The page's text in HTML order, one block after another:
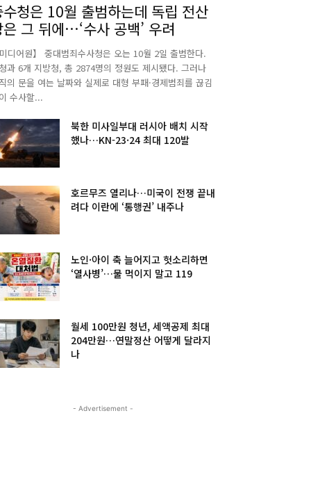
청은 10월 출범하는데 독립 전산
그 뒤에…‘수사 공백’ 우려
디어원】 중대범죄수사청은 오는 10월 2일 출범한다.
과 6개 지방청, 총 2874명의 정원도 제시됐다. 그러나
의 문을 여는 날짜와 실제로 대형 부패·경제범죄를 끊김
수사할...
북한 미사일부대 러시아 배치 시작
했나…KN-23·24 최대 120발
호르무즈 열리나…미국이 전쟁 끝내
려다 이란에 ‘통행권’ 내주나
노인·아이 축 늘어지고 헛소리하면
‘열사병’…물 먹이지 말고 119
월세 100만원 청년, 세액공제 최대
204만원…연말정산 어떻게 달라지
나
- Advertisement -